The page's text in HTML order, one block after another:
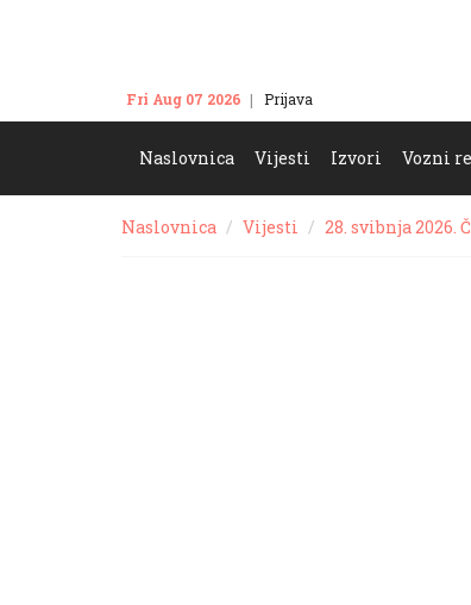
Fri Aug 07 2026 Prijava
Naslovnica Vijesti Izvori Vozni
Naslovnica Vijesti 28. svibnja 2026.